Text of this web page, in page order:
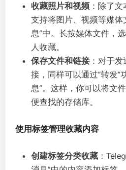
收藏照片和视频 ：除了
支持将图片、视频等媒体
息”中。长按媒体文件，
人收藏。
保存文件和链接 ：对于
接，同样可以通过“转发”
息”。这样，你可以将文
便查找的存储库。
使用标签管理收藏内容
创建标签分类收藏 ：